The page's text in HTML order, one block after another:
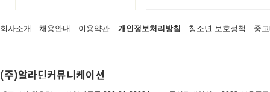
회사소개 채용안내 이용약관 개인정보처리방침 청소년 보호정책 중
(주)알라딘커뮤니케이션